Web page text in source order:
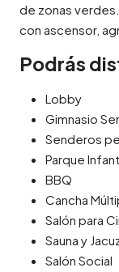
de zonas
con ascensor,
Podrás
Lobby
Gimnasio
Senderos
Parque
BBQ
Cancha
Salón para
Sauna y
Salón Social